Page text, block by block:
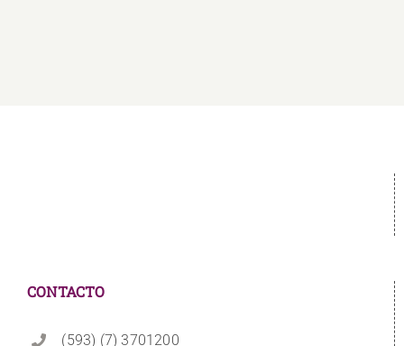
CONTACTO
(593) (7) 3701200